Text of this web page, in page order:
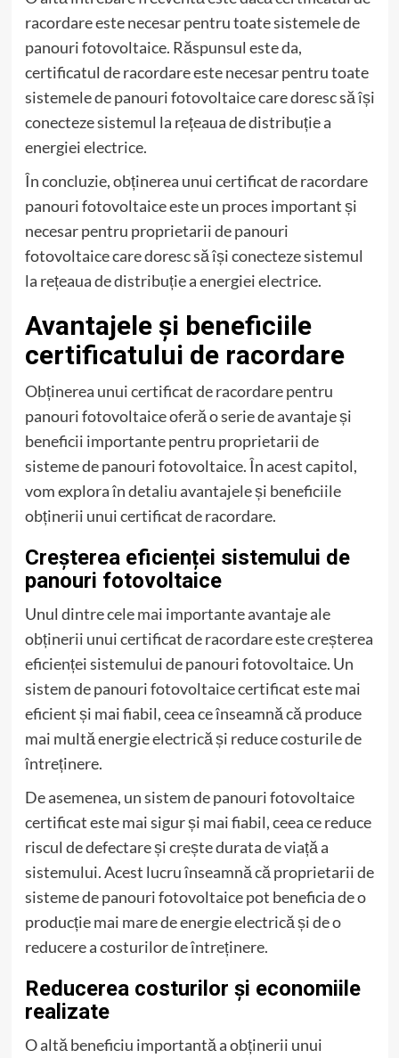
racordare este necesar pentru toate sistemele de
panouri fotovoltaice. Răspunsul este da,
certificatul de racordare este necesar pentru toate
sistemele de panouri fotovoltaice care doresc să își
conecteze sistemul la rețeaua de distribuție a
energiei electrice.
În concluzie, obținerea unui certificat de racordare
panouri fotovoltaice este un proces important și
necesar pentru proprietarii de panouri
fotovoltaice care doresc să își conecteze sistemul
la rețeaua de distribuție a energiei electrice.
Avantajele și beneficiile
certificatului de racordare
Obținerea unui certificat de racordare pentru
panouri fotovoltaice oferă o serie de avantaje și
beneficii importante pentru proprietarii de
sisteme de panouri fotovoltaice. În acest capitol,
vom explora în detaliu avantajele și beneficiile
obținerii unui certificat de racordare.
Creșterea eficienței sistemului de
panouri fotovoltaice
Unul dintre cele mai importante avantaje ale
obținerii unui certificat de racordare este creșterea
eficienței sistemului de panouri fotovoltaice. Un
sistem de panouri fotovoltaice certificat este mai
eficient și mai fiabil, ceea ce înseamnă că produce
mai multă energie electrică și reduce costurile de
întreținere.
De asemenea, un sistem de panouri fotovoltaice
certificat este mai sigur și mai fiabil, ceea ce reduce
riscul de defectare și crește durata de viață a
sistemului. Acest lucru înseamnă că proprietarii de
sisteme de panouri fotovoltaice pot beneficia de o
producție mai mare de energie electrică și de o
reducere a costurilor de întreținere.
Reducerea costurilor și economiile
realizate
O altă beneficiu importantă a obținerii unui